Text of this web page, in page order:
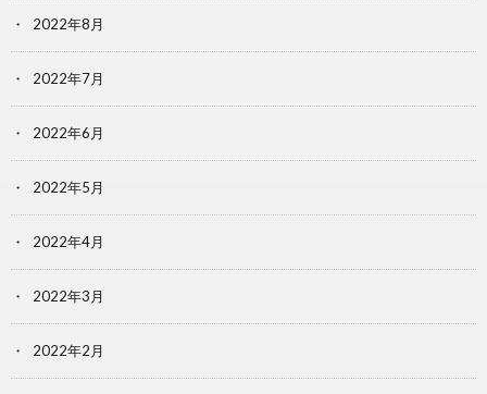
2022年8月
2022年7月
2022年6月
2022年5月
2022年4月
2022年3月
2022年2月